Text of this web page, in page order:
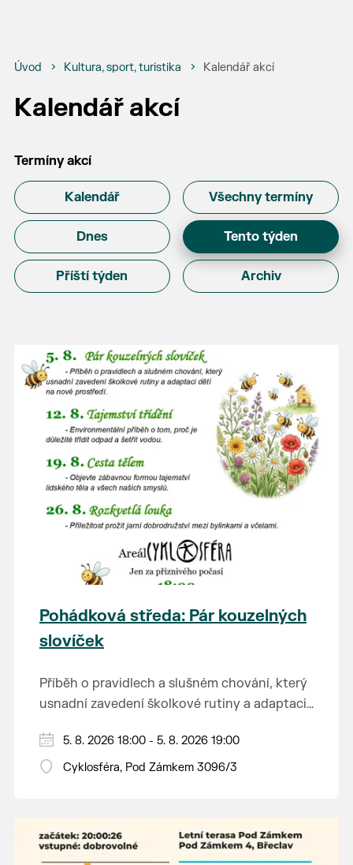
Úvod Kultura, sport, turistika Kalendář akcí
Kalendář akcí
Termíny akcí
Kalendář Všechny termíny
Dnes Tento týden
Příští týden Archiv
Pohádková středa: Pár kouzelných
slovíček
Příběh o pravidlech a slušném chování, který
usnadní zavedení školkové rutiny a adaptaci
Hraje se jen za příznivého počasí.
Vstupné dobrovolné.
5. 8. 2026 18:00 - 5. 8. 2026 19:00
Cyklosféra, Pod Zámkem 3096/3